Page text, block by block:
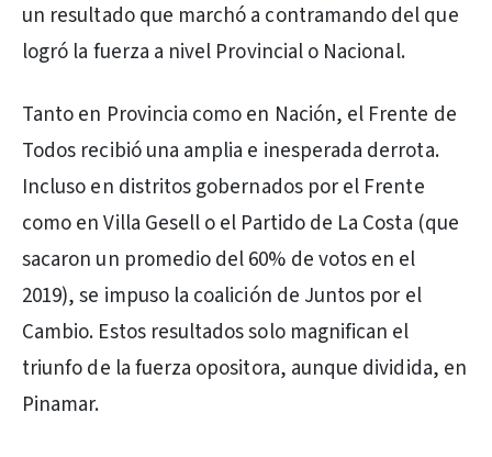
un resultado que marchó a contramando del que
logró la fuerza a nivel Provincial o Nacional.
Tanto en Provincia como en Nación, el Frente de
Todos recibió una amplia e inesperada derrota.
Incluso en distritos gobernados por el Frente
como en Villa Gesell o el Partido de La Costa (que
sacaron un promedio del 60% de votos en el
2019), se impuso la coalición de Juntos por el
Cambio. Estos resultados solo magnifican el
triunfo de la fuerza opositora, aunque dividida, en
Pinamar.